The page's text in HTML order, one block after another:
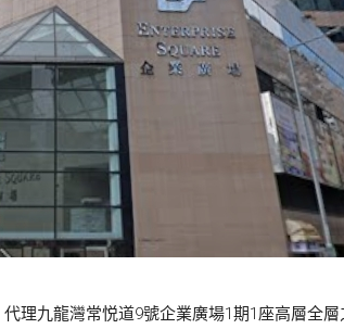
理九龍灣常悦道9號企業廣場1期1座高層全